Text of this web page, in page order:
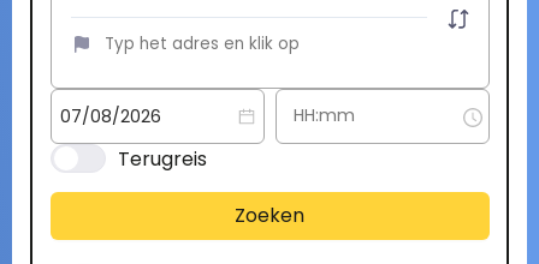
Terugreis
Zoeken